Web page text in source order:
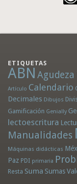
ETIQUETAS
ABN Agudeza
Artículo Calendario
Decimales Dibujos
Gamificación Genially
lectoescritura
Manualidades
Máquinas didácticas
Paz PDI primaria
Resta Suma Sumas